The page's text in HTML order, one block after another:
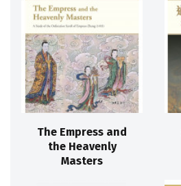
The Empress and
the Heavenly
Masters